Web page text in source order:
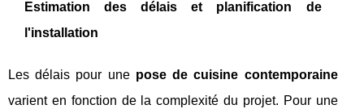
Estimation des délais et planification de
l'installation
Les délais pour une pose de cuisine contemporaine
varient en fonction de la complexité du projet. Pour une